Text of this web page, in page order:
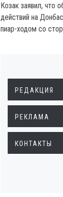
Козак заявил, что
действий на
пиар-ходом со
РЕДАКЦИЯ
РЕКЛАМА
КОНТАКТЫ